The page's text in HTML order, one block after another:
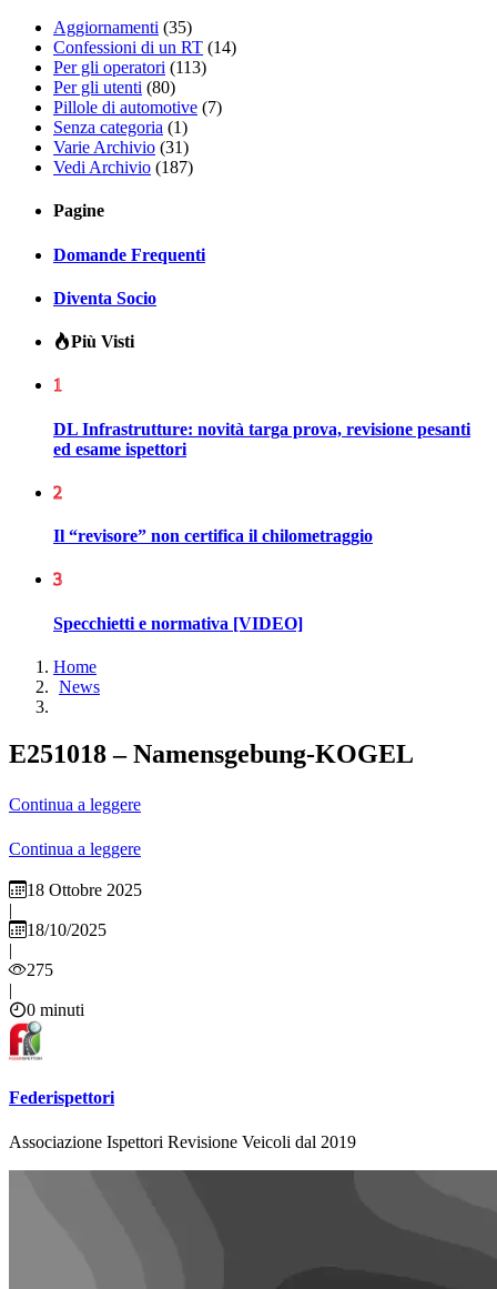
Aggiornamenti (35)
Confessioni di un RT (14)
Per gli operatori (113)
Per gli utenti (80)
Pillole di automotive (7)
Senza categoria (1)
Varie Archivio (31)
Vedi Archivio (187)
Pagine
Domande Frequenti
Diventa Socio
Più Visti
1
DL Infrastrutture: novità targa prova, revisione pesanti
ed esame ispettori
2
Il “revisore” non certifica il chilometraggio
3
Specchietti e normativa [VIDEO]
Home
News
E251018 – Namensgebung-KOGEL
Continua a leggere
Continua a leggere
18 Ottobre 2025
|
18/10/2025
|
275
|
0 minuti
Federispettori
Associazione Ispettori Revisione Veicoli dal 2019